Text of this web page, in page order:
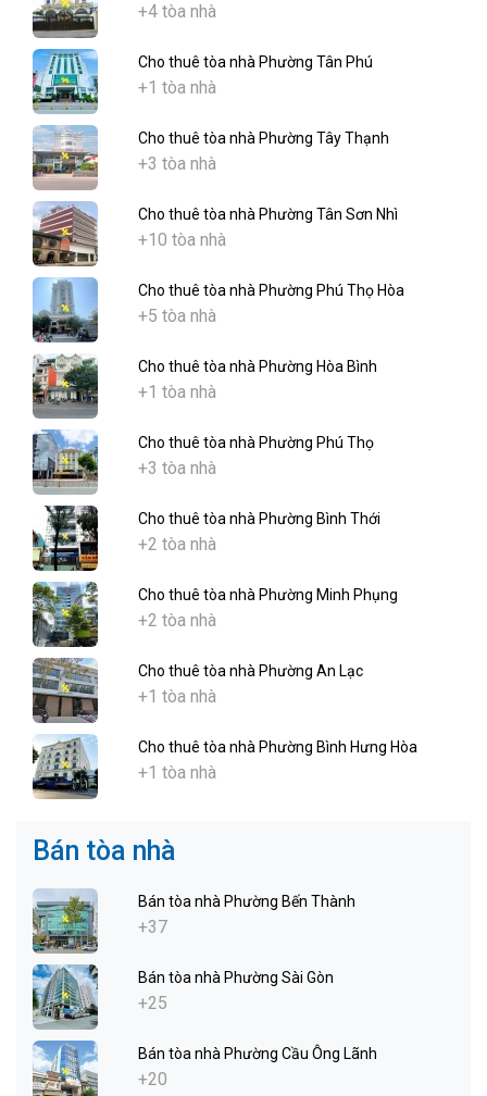
+4 tòa nhà
Cho thuê tòa nhà Phường Tân Phú
+1 tòa nhà
Cho thuê tòa nhà Phường Tây Thạnh
+3 tòa nhà
Cho thuê tòa nhà Phường Tân Sơn Nhì
+10 tòa nhà
Cho thuê tòa nhà Phường Phú Thọ Hòa
+5 tòa nhà
Cho thuê tòa nhà Phường Hòa Bình
+1 tòa nhà
Cho thuê tòa nhà Phường Phú Thọ
+3 tòa nhà
Cho thuê tòa nhà Phường Bình Thới
+2 tòa nhà
Cho thuê tòa nhà Phường Minh Phụng
+2 tòa nhà
Cho thuê tòa nhà Phường An Lạc
+1 tòa nhà
Cho thuê tòa nhà Phường Bình Hưng Hòa
+1 tòa nhà
Bán tòa nhà
Bán tòa nhà Phường Bến Thành
+37
Bán tòa nhà Phường Sài Gòn
+25
Bán tòa nhà Phường Cầu Ông Lãnh
+20